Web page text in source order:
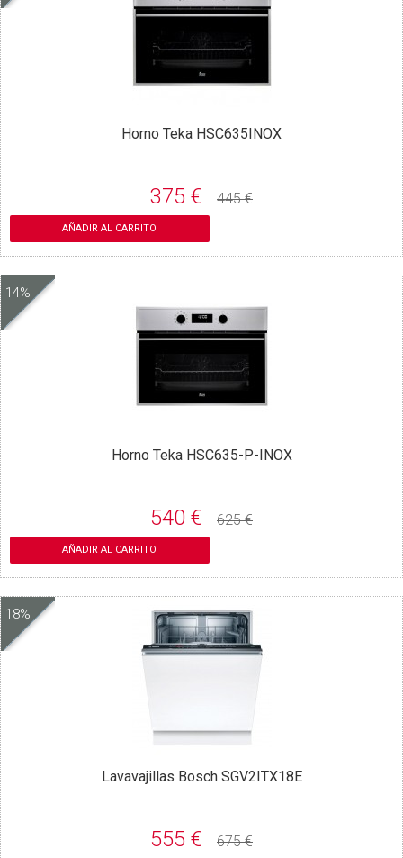
Horno Teka HSC635INOX
375 € 445 €
AÑADIR AL CARRITO
14%
Horno Teka HSC635-P-INOX
540 € 625 €
AÑADIR AL CARRITO
18%
Lavavajillas Bosch SGV2ITX18E
555 € 675 €